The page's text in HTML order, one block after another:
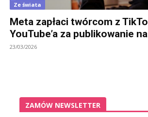
Ze świata
Meta zapłaci twórcom z
YouTube’a za publikowanie
23/03/2026
ZAMÓW NEWSLETTER